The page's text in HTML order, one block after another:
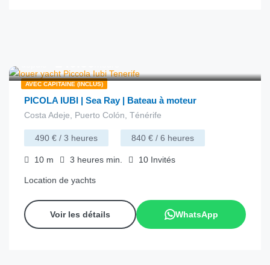
AVEC CAPITAINE (INCLUS)
PICOLA IUBI | Sea Ray | Bateau à moteur
Costa Adeje, Puerto Colón, Ténérife
490 € / 3 heures 840 € / 6 heures
10 m 3 heures min. 10 Invités
Location de yachts
Voir les détails WhatsApp